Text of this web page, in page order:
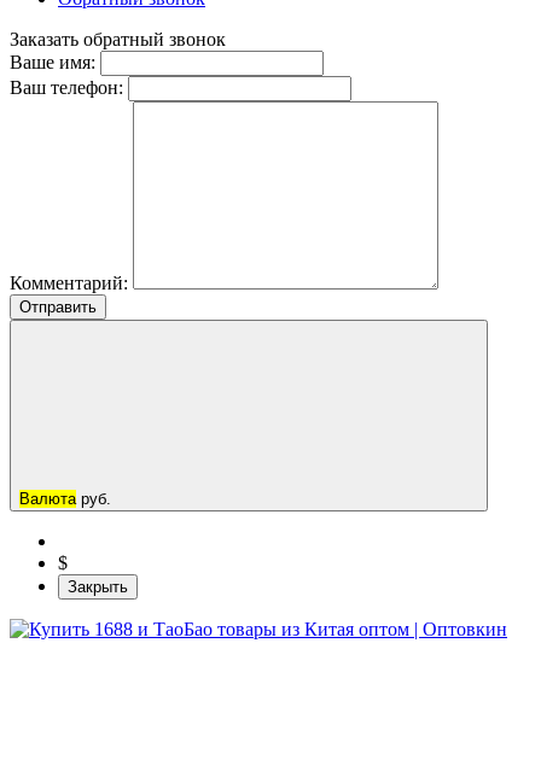
Заказать обратный звонок
Ваше имя:
Ваш телефон:
Комментарий:
Отправить
Валюта руб.
$
Закрыть